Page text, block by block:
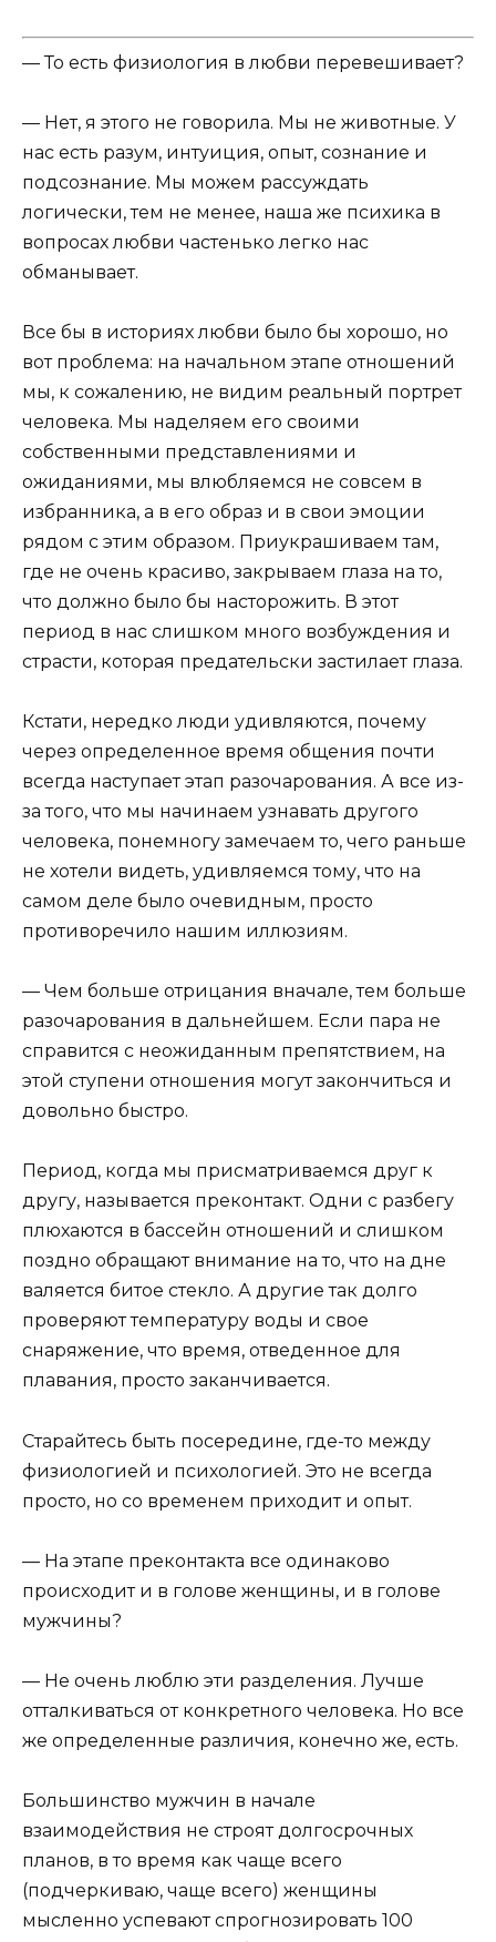
— То есть физиология в любви перевешивает?
— Нет, я этого не говорила. Мы не животные. У
нас есть разум, интуиция, опыт, сознание и
подсознание. Мы можем рассуждать
логически, тем не менее, наша же психика в
вопросах любви частенько легко нас
обманывает.
Все бы в историях любви было бы хорошо, но
вот проблема: на начальном этапе отношений
мы, к сожалению, не видим реальный портрет
человека. Мы наделяем его своими
собственными представлениями и
ожиданиями, мы влюбляемся не совсем в
избранника, а в его образ и в свои эмоции
рядом с этим образом. Приукрашиваем там,
где не очень красиво, закрываем глаза на то,
что должно было бы насторожить. В этот
период в нас слишком много возбуждения и
страсти, которая предательски застилает глаза.
Кстати, нередко люди удивляются, почему
через определенное время общения почти
всегда наступает этап разочарования. А все из-
за того, что мы начинаем узнавать другого
человека, понемногу замечаем то, чего раньше
не хотели видеть, удивляемся тому, что на
самом деле было очевидным, просто
противоречило нашим иллюзиям.
— Чем больше отрицания вначале, тем больше
разочарования в дальнейшем. Если пара не
справится с неожиданным препятствием, на
этой ступени отношения могут закончиться и
довольно быстро.
Период, когда мы присматриваемся друг к
другу, называется преконтакт. Одни с разбегу
плюхаются в бассейн отношений и слишком
поздно обращают внимание на то, что на дне
валяется битое стекло. А другие так долго
проверяют температуру воды и свое
снаряжение, что время, отведенное для
плавания, просто заканчивается.
Старайтесь быть посередине, где-то между
физиологией и психологией. Это не всегда
просто, но со временем приходит и опыт.
— На этапе преконтакта все одинаково
происходит и в голове женщины, и в голове
мужчины?
— Не очень люблю эти разделения. Лучше
отталкиваться от конкретного человека. Но все
же определенные различия, конечно же, есть.
Большинство мужчин в начале
взаимодействия не строят долгосрочных
планов, в то время как чаще всего
(подчеркиваю, чаще всего) женщины
мысленно успевают спрогнозировать 100